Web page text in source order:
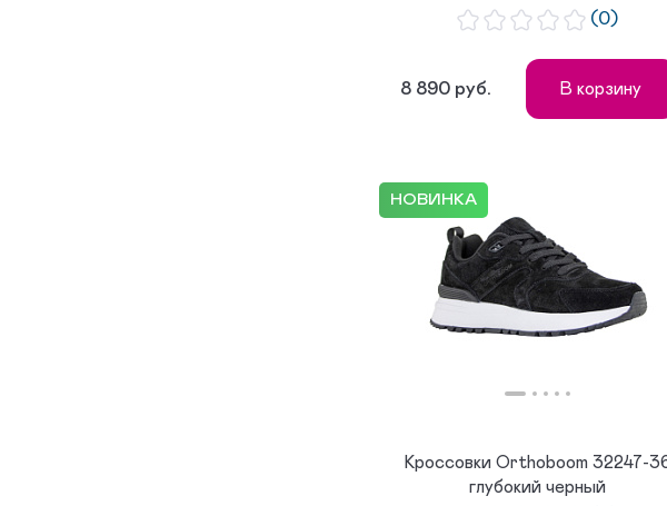
(0)
8 890 руб. В корзину
НОВИНКА
Кроссовки Orthoboom 32247-
глубокий черный